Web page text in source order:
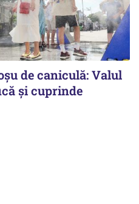
de caniculă: Valul
și cuprinde